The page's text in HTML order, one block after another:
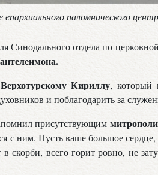
паломнического
Синодального отдела по
Кириллу, который
и поблагодарить за
присутствующим
с ним. Пусть ваше большое
скорби, всего горит ровно, не